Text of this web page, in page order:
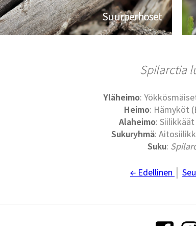
Suurperhoset
Spilarctia
Yläheimo:
Heimo: Hämyköt
Alaheimo:
Sukuryhmä:
Suku:
← Edellinen